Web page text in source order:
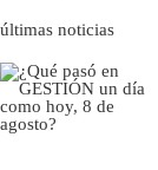
últimas noticias